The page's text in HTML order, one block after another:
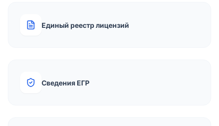
Единый реестр лицензий
Сведения ЕГР